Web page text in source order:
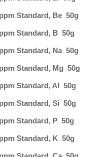
Standard, Be 50g
Standard, B 50g
Standard, Na 50g
Standard, Mg 50g
Standard, Al 50g
Standard, Si 50g
Standard, P 50g
Standard, K 50g